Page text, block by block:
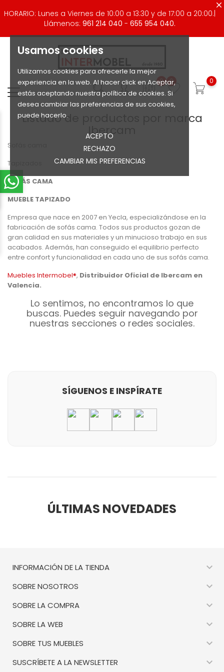
Usamos cookies
Utilizamos cookies para ofrecerle la mejor
experiencia en la web. Al hacer click en Aceptar,
estás aceptando nuestra política de cookies. Si
desea cambiar las preferencias de sus cookies,
puede hacerlo.
ACEPTO
RECHAZO
CAMBIAR MIS PREFERENCIAS
HORARIO: Lunes a Viernes de 10:00 a 13:30 y de 17:00 a 20:00.|
Llámenos: 961 214 040 - 655 954 040.
0 0 0
Listado de productos por marca
Ibercam
Sofás cama
Tapizados
SOFÁS CAMA
MUEBLE TAPIZADO
Empresa que nace en 2007 en Yecla, especializándose en la
fabricación de sofás cama. Todos sus productos gozan de
gran calidad en sus materiales y un minucioso trabajo en sus
acabados. Además, han conseguido el equilibrio perfecto
entre confort y funcionalidad en cada uno de sus sofás cama.
Muebles Intermobel®, Distribuidor Oficial de Ibercam en
Valencia.
Lo sentimos, no encontramos lo que
buscas. Puedes seguir navegando por
nuestras secciones o redes sociales.
SÍGUENOS E INSPÍRATE
ÚLTIMAS NOVEDADES
INFORMACIÓN DE LA TIENDA 
SOBRE NOSOTROS 
SOBRE LA COMPRA 
SOBRE LA WEB 
SOBRE TUS MUEBLES 
SUSCRÍBETE A LA NEWSLETTER 